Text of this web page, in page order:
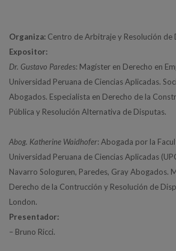
Organiza: Centro de Arbitraje y Resolución de
Expositor:
Dr. Gustavo Paredes: Magíster en Derecho en
Universidad Peruana de Ciencias Aplicadas.
Abogados. Especialista en Derecho de la
Pública y Resolución Alternativa de Disputas.
Abog. Katherine Waidhofer: Abogada por la
Universidad Peruana de Ciencias Aplicadas
Navarro Sologuren, Paredes, Gray Abogados.
Derecho de la Contrucción y Resolución de
London.
Presentador:
– Bruno Ricci.